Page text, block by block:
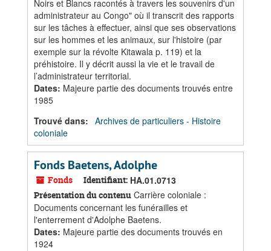
Noirs et Blancs racontés à travers les souvenirs d'un
administrateur au Congo" où il transcrit des rapports
sur les tâches à effectuer, ainsi que ses observations
sur les hommes et les animaux, sur l'histoire (par
exemple sur la révolte Kitawala p. 119) et la
préhistoire. Il y décrit aussi la vie et le travail de
l’administrateur territorial.
Dates: Majeure partie des documents trouvés entre
1985
Trouvé dans: Archives de particuliers - Histoire
coloniale
Fonds Baetens, Adolphe
Fonds Identifiant: HA.01.0713
Présentation du contenu Carrière coloniale :
Documents concernant les funérailles et
l'enterrement d'Adolphe Baetens.
Dates: Majeure partie des documents trouvés en
1924